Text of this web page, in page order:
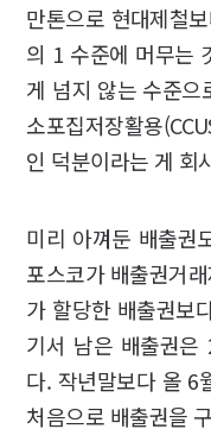
만톤으로 현대제철
의 1 수준에 머무는
게 넘지 않는 수준으
소포집저장활용
인 덕분이라는 게 회
미리 아껴둔 배출권
포스코가 배출권거
가 할당한 배출권보
기서 남은 배출권은
다. 작년말보다 올 6
처음으로 배출권을